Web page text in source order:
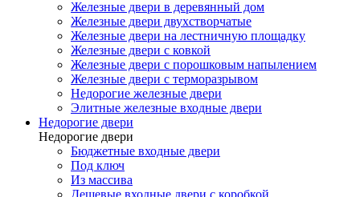
Железные двери в деревянный дом
Железные двери двухстворчатые
Железные двери на лестничную площадку
Железные двери с ковкой
Железные двери с порошковым напылением
Железные двери с терморазрывом
Недорогие железные двери
Элитные железные входные двери
Недорогие двери
Недорогие двери
Бюджетные входные двери
Под ключ
Из массива